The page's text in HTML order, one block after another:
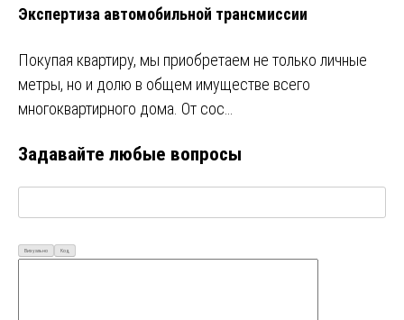
Экспертиза автомобильной трансмиссии
Покупая квартиру, мы приобретаем не только личные
метры, но и долю в общем имуществе всего
многоквартирного дома. От сос…
Задавайте любые вопросы
Визуально Код